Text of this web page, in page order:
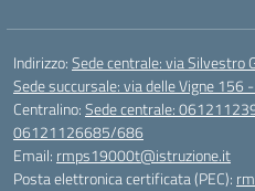
Indirizzo:Sede centrale: via
Sede succursale: via delle Vigne 156
Centralino:Sede centrale:
06121126685/686
Email: rmps19000t@istruzione.it
Posta elettronica certificata (PEC):